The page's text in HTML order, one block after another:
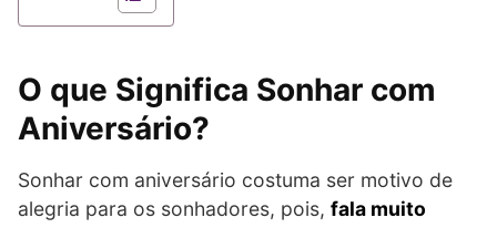
O que Significa Sonhar com
Aniversário?
Sonhar com aniversário costuma ser motivo de
alegria para os sonhadores, pois, fala muito